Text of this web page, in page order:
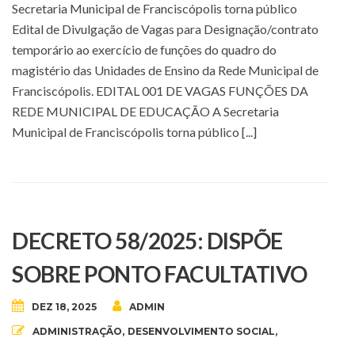
Secretaria Municipal de Franciscópolis torna público
Edital de Divulgação de Vagas para Designação/contrato
temporário ao exercício de funções do quadro do
magistério das Unidades de Ensino da Rede Municipal de
Franciscópolis. EDITAL 001 DE VAGAS FUNÇÕES DA
REDE MUNICIPAL DE EDUCAÇÃO A Secretaria
Municipal de Franciscópolis torna público [...]
DECRETO 58/2025: DISPÕE
SOBRE PONTO FACULTATIVO
DEZ 18, 2025 ADMIN
ADMINISTRAÇÃO, DESENVOLVIMENTO SOCIAL,